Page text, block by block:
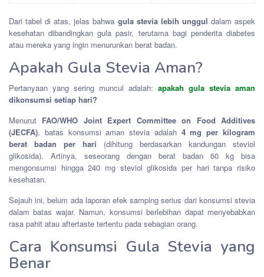
Dari tabel di atas, jelas bahwa gula stevia lebih unggul dalam aspek
kesehatan dibandingkan gula pasir, terutama bagi penderita diabetes
atau mereka yang ingin menurunkan berat badan.
Apakah Gula Stevia Aman?
Pertanyaan yang sering muncul adalah: apakah gula stevia aman
dikonsumsi setiap hari?
Menurut FAO/WHO Joint Expert Committee on Food Additives
(JECFA), batas konsumsi aman stevia adalah 4 mg per kilogram
berat badan per hari (dihitung berdasarkan kandungan steviol
glikosida). Artinya, seseorang dengan berat badan 60 kg bisa
mengonsumsi hingga 240 mg steviol glikosida per hari tanpa risiko
kesehatan.
Sejauh ini, belum ada laporan efek samping serius dari konsumsi stevia
dalam batas wajar. Namun, konsumsi berlebihan dapat menyebabkan
rasa pahit atau aftertaste tertentu pada sebagian orang.
Cara Konsumsi Gula Stevia yang
Benar